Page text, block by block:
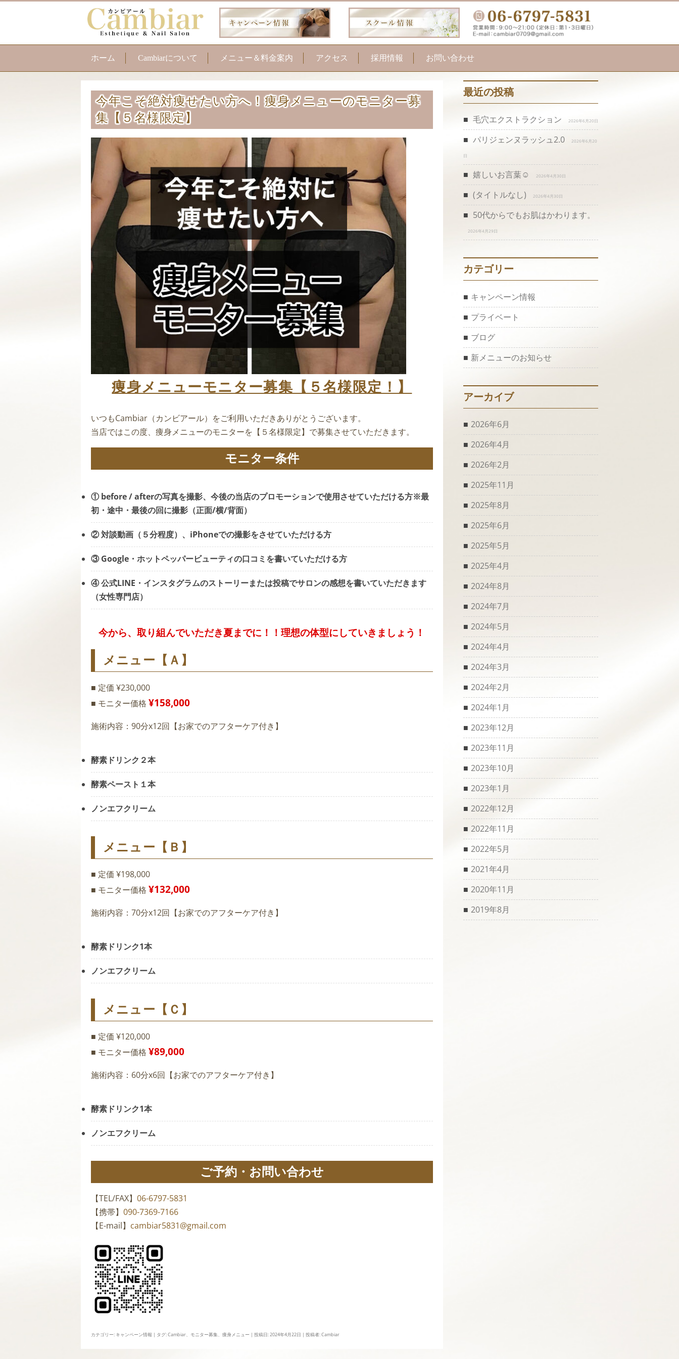
ホーム Cambiarについて メニュー＆料金案内
フェイシャル
お顔そり美容法
手の病院サロンケア
脱毛
まつ毛カール・パリジェ
ンヌ
育毛ヘッドマッサージ
軟部組織リリース
筋膜リリース
美眉スタイリング
毛穴エクストラクション
プロ
アクセス 採用情報 お問い合わせ
今年こそ絶対痩せたい方へ！痩身メニューのモニター募
集【５名様限定】
痩身メニューモニター募集【５名様限定！】
いつもCambiar（カンビアール）をご利用いただきありがとうございます。
当店ではこの度、痩身メニューのモニターを【５名様限定】で募集させていただきます。
モニター条件
① before / afterの写真を撮影、今後の当店のプロモーションで使用させていただける方※最
初・途中・最後の回に撮影（正面/横/背面）
② 対談動画（５分程度）、iPhoneでの撮影をさせていただける方
③ Google・ホットペッパービューティの口コミを書いていただける方
④ 公式LINE・インスタグラムのストーリーまたは投稿でサロンの感想を書いていただきます
（女性専門店）
今から、取り組んでいただき夏までに！！理想の体型にしていきましょう！
メニュー【Ａ】
■ 定価 ¥230,000
■ モニター価格 ¥158,000
施術内容：90分x12回【お家でのアフターケア付き】
酵素ドリンク２本
酵素ペースト１本
ノンエフクリーム
メニュー【Ｂ】
■ 定価 ¥198,000
■ モニター価格 ¥132,000
施術内容：70分x12回【お家でのアフターケア付き】
酵素ドリンク1本
ノンエフクリーム
メニュー【Ｃ】
■ 定価 ¥120,000
■ モニター価格 ¥89,000
施術内容：60分x6回【お家でのアフターケア付き】
酵素ドリンク1本
ノンエフクリーム
ご予約・お問い合わせ
【TEL/FAX】 06-6797-5831
【携帯】 090-7369-7166
【E-mail】 cambiar5831@gmail.com
カテゴリー: キャンペーン情報 | タグ:Cambiar、 モニター募集、 痩身メニュー | 投稿日:2024年4月22日 | 投稿者:Cambiar
最近の投稿
毛穴エクストラクション 2026年6月20日
パリジェンヌラッシュ2.0 2026年6月20
日
嬉しいお言葉☺️ 2026年4月30日
(タイトルなし) 2026年4月30日
50代からでもお肌はかわります。
2026年4月29日
カテゴリー
キャンペーン情報
プライベート
ブログ
新メニューのお知らせ
アーカイブ
2026年6月
2026年4月
2026年2月
2025年11月
2025年8月
2025年6月
2025年5月
2025年4月
2024年8月
2024年7月
2024年5月
2024年4月
2024年3月
2024年2月
2024年1月
2023年12月
2023年11月
2023年10月
2023年1月
2022年12月
2022年11月
2022年5月
2021年4月
2020年11月
2019年8月